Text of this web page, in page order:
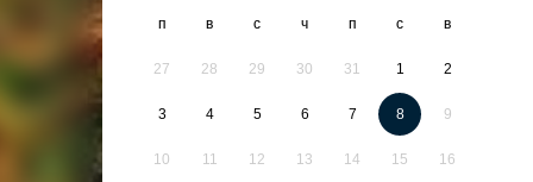
п в с ч п с в
27 28 29 30 31 1 2
3 4 5 6 7 8 9
10 11 12 13 14 15 16